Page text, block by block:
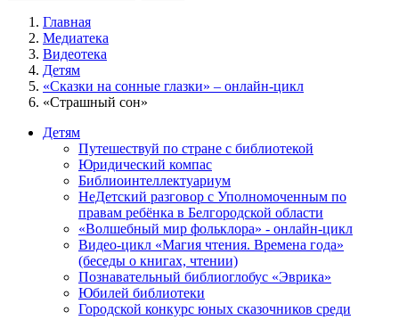
Главная
Медиатека
Видеотека
Детям
«Сказки на сонные глазки» – онлайн-цикл
«Страшный сон»
Детям
Путешествуй по стране с библиотекой
Юридический компас
Библиоинтеллектуариум
НеДетский разговор с Уполномоченным по
правам ребёнка в Белгородской области
«Волшебный мир фольклора» - онлайн-цикл
Видео-цикл «Магия чтения. Времена года»
(беседы о книгах, чтении)
Познавательный библиоглобус «Эврика»
Юбилей библиотеки
Городской конкурс юных сказочников среди